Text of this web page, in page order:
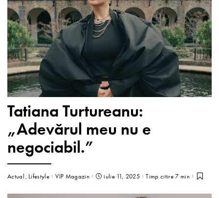
Tatiana Turtureanu:
„Adevărul meu nu e
negociabil.”
Actual Lifestyle VIP Magazin iulie 11, 2025 Timp citire 7 min